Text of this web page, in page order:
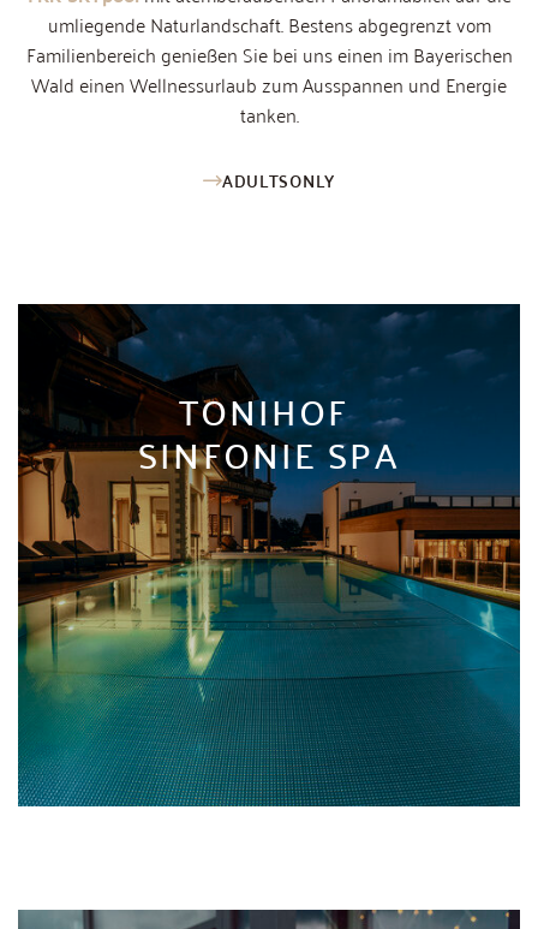
umliegende Naturlandschaft. Bestens abgegrenzt vom
Familienbereich genießen Sie bei uns einen im Bayerischen
Wald einen Wellnessurlaub zum Ausspannen und Energie
tanken.
ADULTSONLY
TONIHOF
SINFONIE SPA